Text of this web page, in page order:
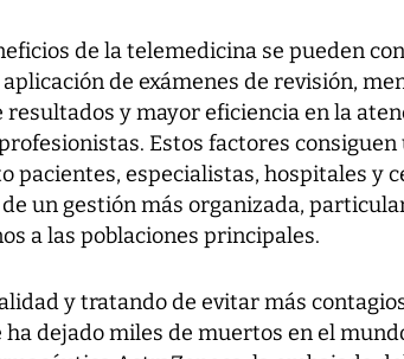
de la telemedicina se pueden
de exámenes de revisión,
resultados y mayor eficiencia en la
Estos factores consiguen
pacientes, especialistas, hospitales y
un gestión más organizada,
a las poblaciones principales.
y tratando de evitar más
dejado miles de muertos en el